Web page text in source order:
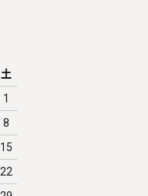
土
1
8
15
22